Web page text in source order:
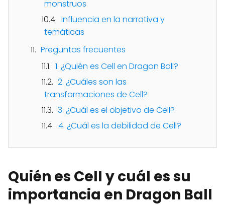
monstruos
Influencia en la narrativa y
temáticas
Preguntas frecuentes
1. ¿Quién es Cell en Dragon Ball?
2. ¿Cuáles son las
transformaciones de Cell?
3. ¿Cuál es el objetivo de Cell?
4. ¿Cuál es la debilidad de Cell?
Quién es Cell y cuál es su
importancia en Dragon Ball